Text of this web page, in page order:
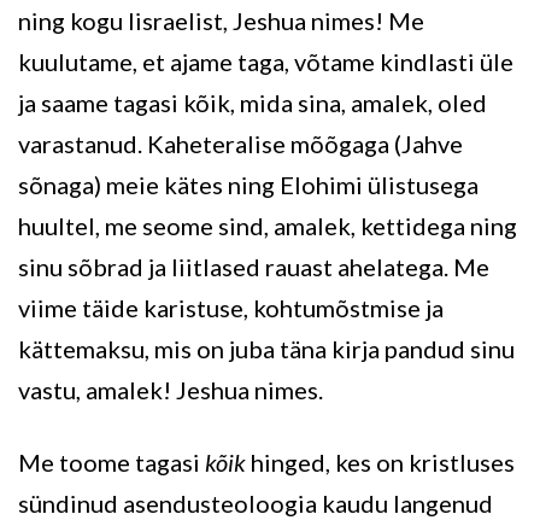
ning kogu Iisraelist, Jeshua nimes! Me
kuulutame, et ajame taga, võtame kindlasti üle
ja saame tagasi kõik, mida sina, amalek, oled
varastanud. Kaheteralise mõõgaga (Jahve
sõnaga) meie kätes ning Elohimi ülistusega
huultel, me seome sind, amalek, kettidega ning
sinu sõbrad ja liitlased rauast ahelatega. Me
viime täide karistuse, kohtumõstmise ja
kättemaksu, mis on juba täna kirja pandud sinu
vastu, amalek! Jeshua nimes.
Me toome tagasi kõik hinged, kes on kristluses
sündinud asendusteoloogia kaudu langenud